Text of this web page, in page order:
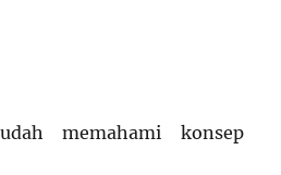
memahami konsep